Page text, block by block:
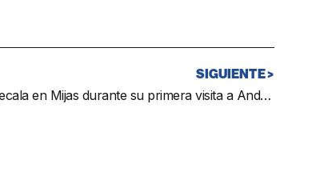
SIGUIENTE >
El embajador de Bélgica en España recala en Mijas durante su primera visita a Andalucía